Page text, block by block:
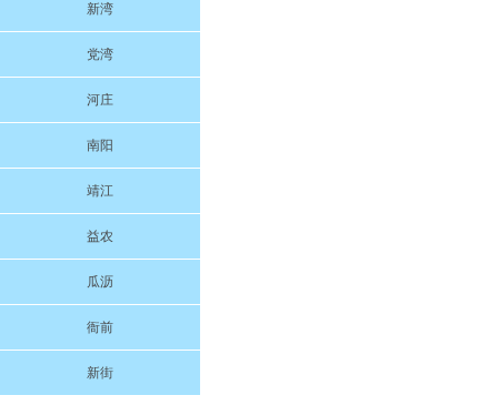
新湾
党湾
河庄
南阳
靖江
益农
瓜沥
衙前
新街